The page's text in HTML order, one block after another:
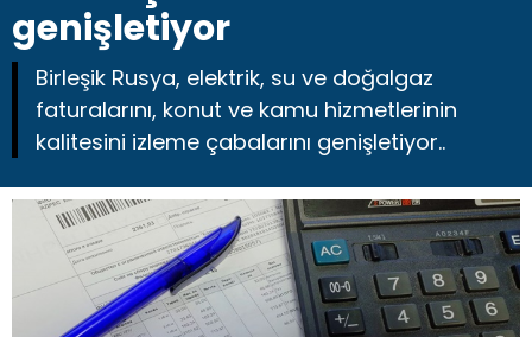
genişletiyor
Birleşik Rusya, elektrik, su ve doğalgaz
faturalarını, konut ve kamu hizmetlerinin
kalitesini izleme çabalarını genişletiyor..